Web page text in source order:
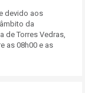
devido aos
da
de Torres Vedras,
as 08h00 e as